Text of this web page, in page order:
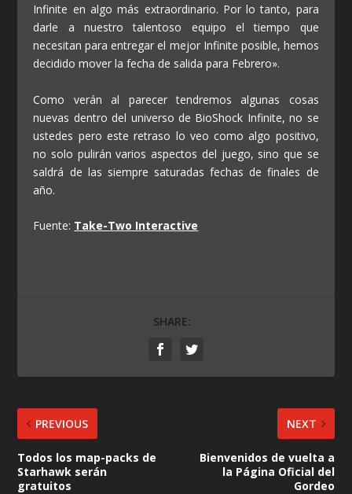
Infinite en algo más extraordinario. Por lo tanto, para
darle a nuestro talentoso equipo el tiempo que
necesitan para entregar el mejor Infinite posible, hemos
decidido mover la fecha de salida para Febrero».
Como verán al parecer tendremos algunas cosas
nuevas dentro del universo de BioShock Infinite, no se
ustedes pero este retraso lo veo como algo positivo,
no solo pulirán varios aspectos del juego, sino que se
saldrá de las siempre saturadas fechas de finales de
año.
Fuente: Take-Two Interactive
SHARE:
PREVIOUS
Todos los map-packs de
Starhawk serán
gratuitos
NEXT
Bienvenidos de vuelta a
la Página Oficial del
Gordeo